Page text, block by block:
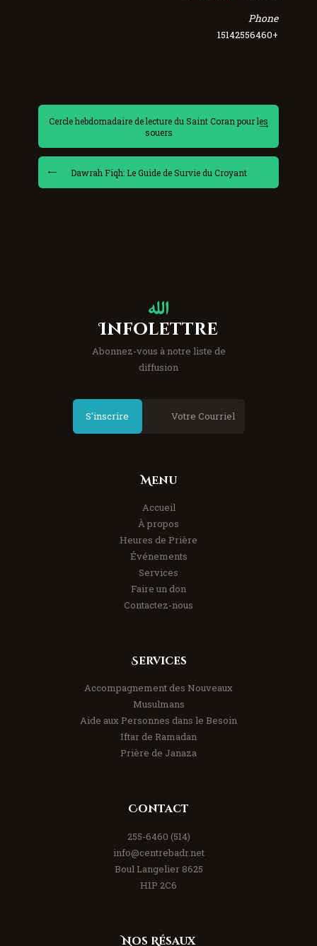
Phone
+15142556460
Cercle hebdomadaire de lecture du Saint Coran pour les
souers
Dawrah Fiqh: Le Guide de Survie du Croyant
Infolettre
Abonnez-vous à notre liste de
diffusion
S'inscrire
Menu
Accueil
À propos
Heures de Prière
Événements
Services
Faire un don
Contactez-nous
Services
Accompagnement des Nouveaux
Musulmans
Aide aux Personnes dans le Besoin
Iftar de Ramadan
Prière de Janaza
Contact
(514) 255-6460
info@centrebadr.net
8625 Boul Langelier
H1P 2C6
Nos Résaux